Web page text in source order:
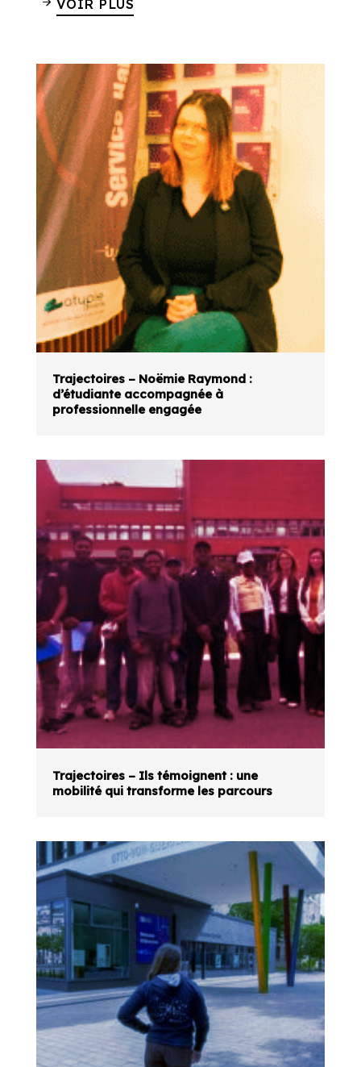
VOIR PLUS
Trajectoires – Noëmie Raymond :
d’étudiante accompagnée à
professionnelle engagée
Trajectoires – Ils témoignent : une
mobilité qui transforme les parcours